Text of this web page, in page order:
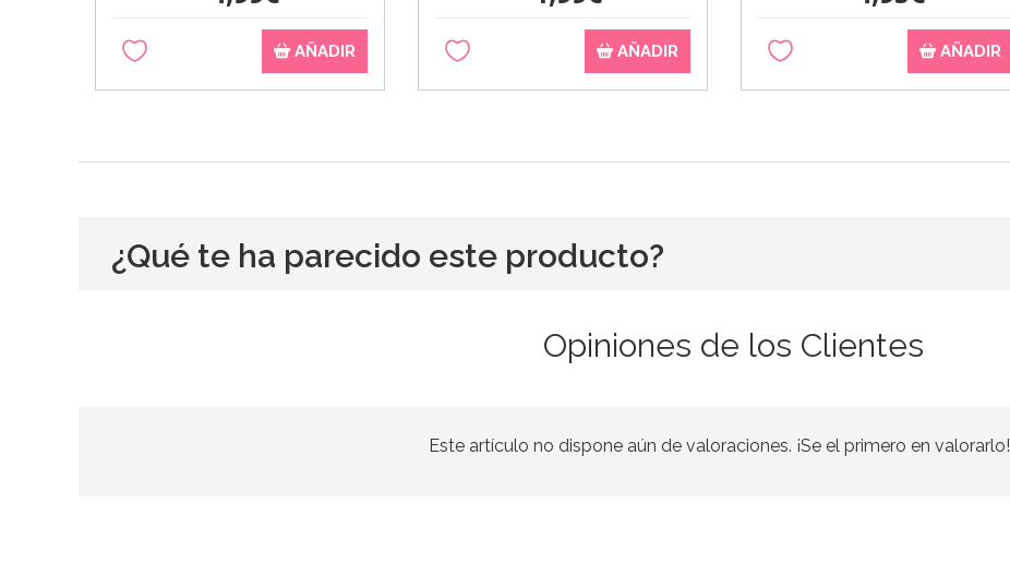
AÑADIR AÑADIR AÑADIR
¿Qué te ha parecido este producto?
Opiniones de los Clientes
Este artículo no dispone aún de valoraciones. ¡Se el primero en valorarlo!